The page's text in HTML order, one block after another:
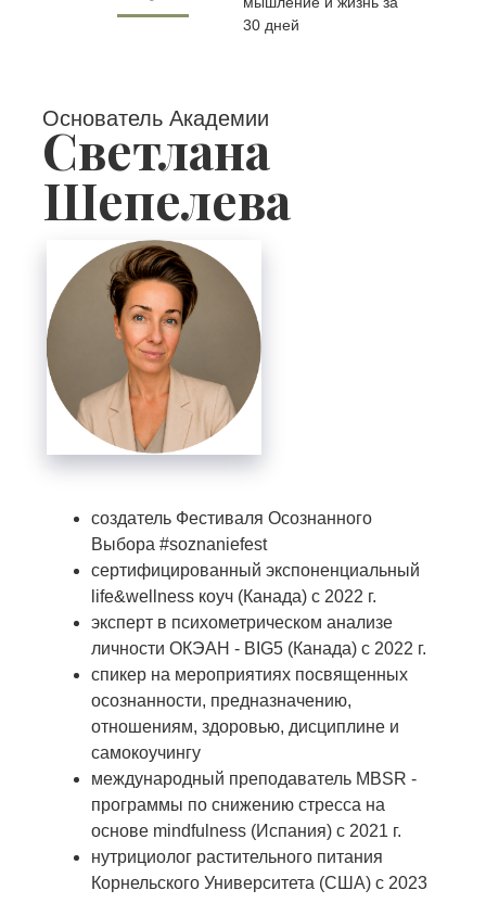
30 дней
Светлана
Шепелева
создатель Фестиваля Осознанного
Выбора #soznaniefest
сертифицированный экспоненциальный
life&wellness коуч (Канада) с 2022 г.
эксперт в психометрическом анализе
личности ОКЭАН - BIG5 (Канада) с 2022 г.
спикер на мероприятиях посвященных
осознанности, предназначению,
отношениям, здоровью, дисциплине и
самокоучингу
международный преподаватель MBSR -
программы по снижению стресса на
основе mindfulness (Испания) с 2021 г.
нутрициолог растительного питания
Корнельского Университета (США) с 2023
Основатель Академии